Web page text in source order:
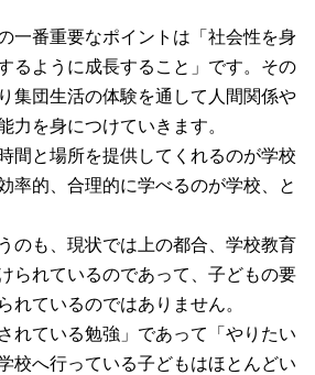
一番重要なポイントは「社会性を身
るように成長すること」です。その
集団生活の体験を通して人間関係や
力を身につけていきます。
間と場所を提供してくれるのが学校
率的、合理的に学べるのが学校、と
のも、現状では上の都合、学校教育
られているのであって、子どもの要
れているのではありません。
れている勉強」であって「やりたい
校へ行っている子どもはほとんどい